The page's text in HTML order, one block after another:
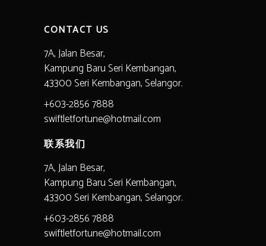
CONTACT US
7A, Jalan Besar,
Kampung Baru Seri Kembangan,
43300 Seri Kembangan, Selangor.
+603-2856 7888
swiftletfortune@hotmail.com
联系我们
7A, Jalan Besar,
Kampung Baru Seri Kembangan,
43300 Seri Kembangan, Selangor.
+603-2856 7888
swiftletfortune@hotmail.com